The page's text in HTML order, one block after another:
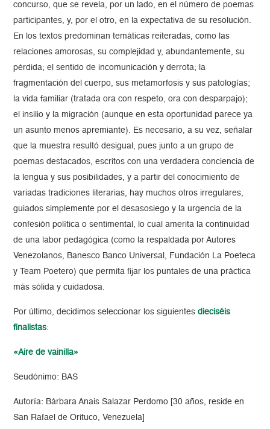
concurso, que se revela, por un lado, en el número de poemas
participantes, y, por el otro, en la expectativa de su resolución.
En los textos predominan temáticas reiteradas, como las
relaciones amorosas, su complejidad y, abundantemente, su
pérdida; el sentido de incomunicación y derrota; la
fragmentación del cuerpo, sus metamorfosis y sus patologías;
la vida familiar (tratada ora con respeto, ora con desparpajo);
el insilio y la migración (aunque en esta oportunidad parece ya
un asunto menos apremiante). Es necesario, a su vez, señalar
que la muestra resultó desigual, pues junto a un grupo de
poemas destacados, escritos con una verdadera conciencia de
la lengua y sus posibilidades, y a partir del conocimiento de
variadas tradiciones literarias, hay muchos otros irregulares,
guiados simplemente por el desasosiego y la urgencia de la
confesión política o sentimental, lo cual amerita la continuidad
de una labor pedagógica (como la respaldada por Autores
Venezolanos, Banesco Banco Universal, Fundación La Poeteca
y Team Poetero) que permita fijar los puntales de una práctica
más sólida y cuidadosa.
Por último, decidimos seleccionar los siguientesdieciséis
finalistas:
«Aire de vainilla»
Seudónimo: BAS
Autoría: Bárbara Anais Salazar Perdomo [30 años, reside en
San Rafael de Orituco, Venezuela]